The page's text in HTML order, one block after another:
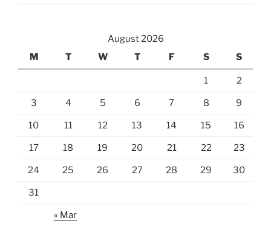
August 2026
M
T W T F S S
1 2
3 4 5 6 7 8 9
10 11 12 13 14 15 16
17 18 19 20 21 22 23
24 25 26 27 28 29 30
31
« Mar